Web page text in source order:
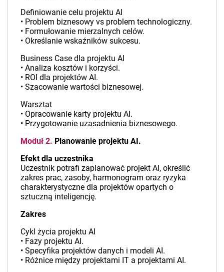
Definiowanie celu projektu AI
• Problem biznesowy vs problem technologiczny.
• Formułowanie mierzalnych celów.
• Określanie wskaźników sukcesu.
Business Case dla projektu AI
• Analiza kosztów i korzyści.
• ROI dla projektów AI.
• Szacowanie wartości biznesowej.
Warsztat
• Opracowanie karty projektu AI.
• Przygotowanie uzasadnienia biznesowego.
Moduł 2. Planowanie projektu AI.
Efekt dla uczestnika
Uczestnik potrafi zaplanować projekt AI, określić
zakres prac, zasoby, harmonogram oraz ryzyka
charakterystyczne dla projektów opartych o
sztuczną inteligencję.
Zakres
Cykl życia projektu AI
• Fazy projektu AI.
• Specyfika projektów danych i modeli AI.
• Różnice między projektami IT a projektami AI.